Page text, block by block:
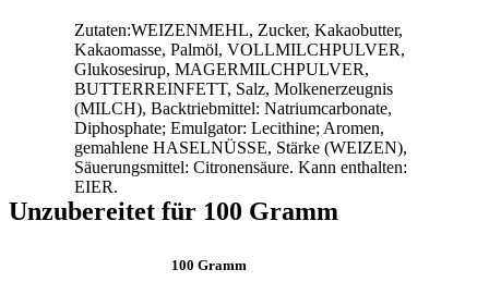
Zutaten:WEIZENMEHL, Zucker, Kakaobutter,
Kakaomasse, Palmöl, VOLLMILCHPULVER,
Glukosesirup, MAGERMILCHPULVER,
BUTTERREINFETT, Salz, Molkenerzeugnis
(MILCH), Backtriebmittel: Natriumcarbonate,
Diphosphate; Emulgator: Lecithine; Aromen,
gemahlene HASELNÜSSE, Stärke (WEIZEN),
Säuerungsmittel: Citronensäure. Kann enthalten:
EIER.
Unzubereitet für 100 Gramm
100 Gramm